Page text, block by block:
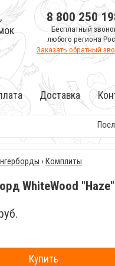
8 800 250
Бесплатный
любого региона
Заказать обратный
Доставка
›Комплиты
WhiteWood "Haze"
Купить